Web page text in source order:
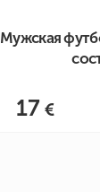
Мужская
17